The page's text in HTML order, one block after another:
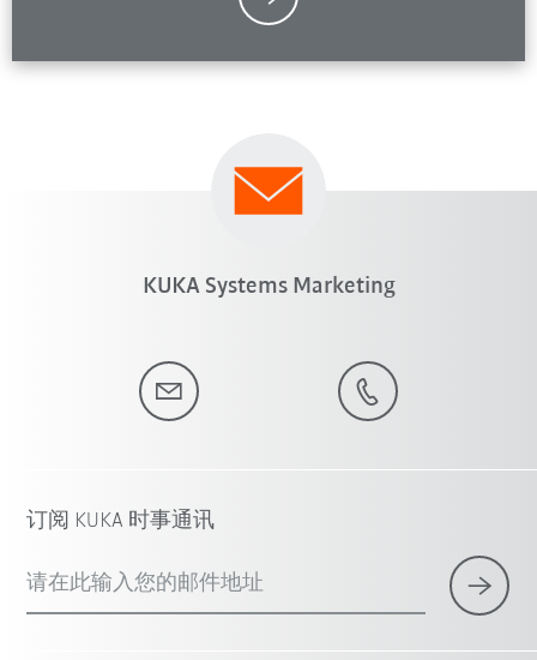
KUKA Systems Marketing
订阅 KUKA 时事通讯
请在此输入您的邮件地址